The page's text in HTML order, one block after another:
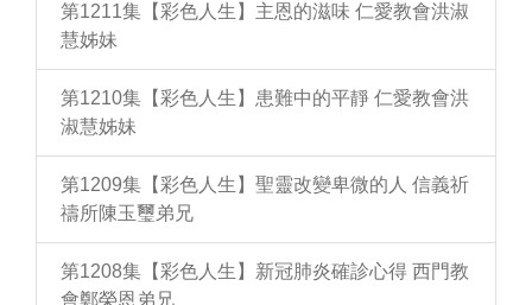
第1211集【彩色人生】主恩的滋味 仁愛教會洪淑
慧姊妹
第1210集【彩色人生】患難中的平靜 仁愛教會洪
淑慧姊妹
第1209集【彩色人生】聖靈改變卑微的人 信義祈
禱所陳玉璽弟兄
第1208集【彩色人生】新冠肺炎確診心得 西門教
會鄭榮恩弟兄